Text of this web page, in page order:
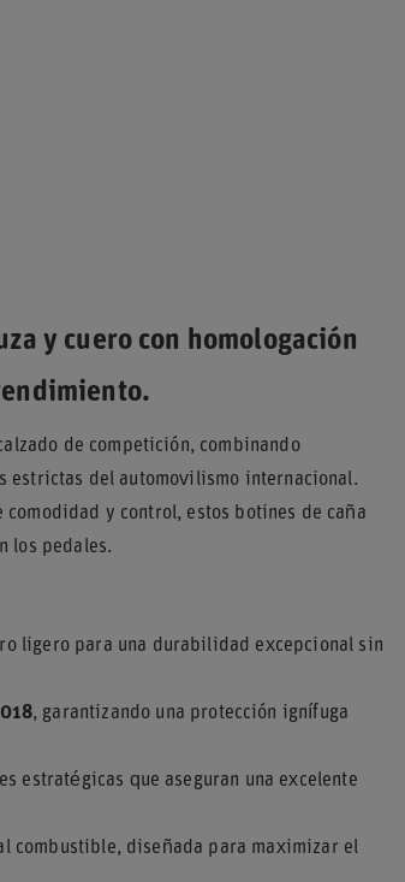
y cuero con homologación
de competición, combinando
estrictas del automovilismo internacional.
y control, estos botines de caña
los pedales.
ligero para una durabilidad excepcional sin
, garantizando una protección ignífuga
estratégicas que aseguran una excelente
combustible, diseñada para maximizar el